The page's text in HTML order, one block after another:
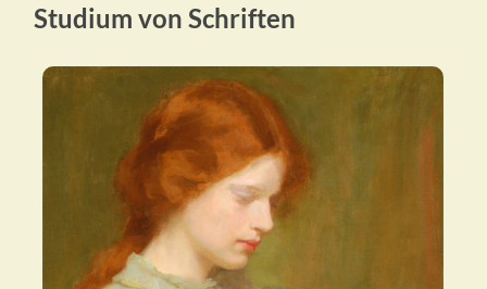
Studium von Schriften